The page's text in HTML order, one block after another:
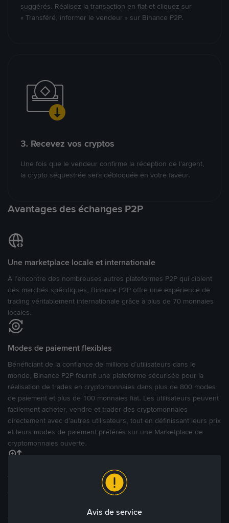
suggérés. Réalisez la transaction en fiat et cliquez sur
« Transféré, informer le vendeur » sur Binance P2P.
3. Recevez vos cryptos
Une fois que le vendeur confirme la réception de l’argent,
la crypto séquestrée sera débloquée en votre faveur.
Avantages des échanges P2P
Une marketplace locale et internationale
À l’encontre des nombreuses autres plateformes P2P qui ciblent
des marchés spécifiques, Binance P2P offre une expérience de
trading véritablement internationale grâce à plus de 70 monnaies
locales.
Modes de paiement flexibles
Bénéficiant de la confiance de millions d’utilisateurs dans le
monde, Binance P2P fournit une plateforme sécurisée pour la
réalisation de trades en cryptomonnaies dans plus de 800 modes
de paiement et plus de 100 monnaies fiat. Les utilisateurs peuvent
facilement acheter, vendre et trader des cryptomonnaies
directement avec d’autres utilisateurs, tout en définissant leurs prix
et leurs modes de paiement préférés sur une Marketplace de
cryptomonnaies ouverte.
Tradez à des prix avantageux pour vous
Tradez des cryptos en étant libres d’acheter et de vendre à votre
des annonces commerciales pour fixer vos propres prix.
Avis de service